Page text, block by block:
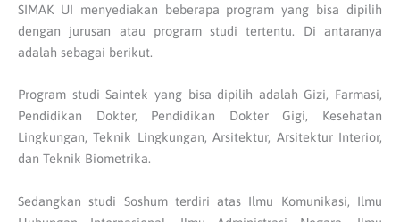
SIMAK UI menyediakan beberapa program yang bisa dipilih
dengan jurusan atau program studi tertentu. Di antaranya
adalah sebagai berikut.
Program studi Saintek yang bisa dipilih adalah Gizi, Farmasi,
Pendidikan Dokter, Pendidikan Dokter Gigi, Kesehatan
Lingkungan, Teknik Lingkungan, Arsitektur, Arsitektur Interior,
dan Teknik Biometrika.
Sedangkan studi Soshum terdiri atas Ilmu Komunikasi, Ilmu